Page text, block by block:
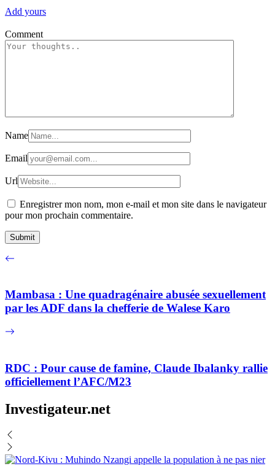
Add yours
Comment
Name
Email
Url
Enregistrer mon nom, mon e-mail et mon site dans le navigateur
pour mon prochain commentaire.
Mambasa : Une quadragénaire abusée sexuellement
par les ADF dans la chefferie de Walese Karo
RDC : Pour cause de famine, Claude Ibalanky rallie
officiellement l’AFC/M23
Investigateur.net